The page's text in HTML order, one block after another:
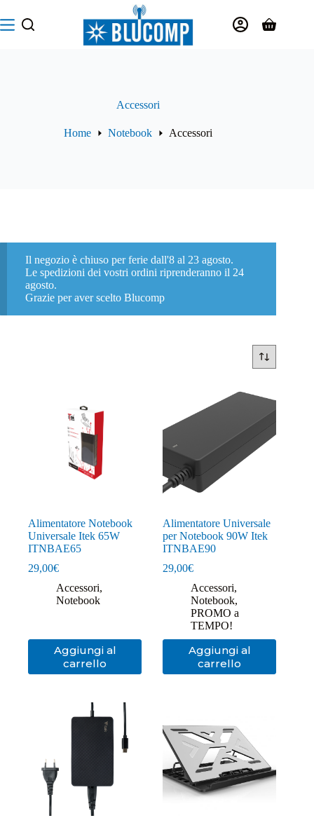
al
contenuto
Carrello
Accessori
Home Notebook Accessori
Il negozio è chiuso per ferie dall'8 al 23 agosto.
Le spedizioni dei vostri ordini riprenderanno il 24
agosto.
Grazie per aver scelto Blucomp
Alimentatore Notebook
Universale Itek 65W
ITNBAE65
29,00€
Accessori,
Notebook
Aggiungi al
carrello
Alimentatore Universale
per Notebook 90W Itek
ITNBAE90
29,00€
Accessori,
Notebook,
PROMO a
TEMPO!
Aggiungi al
carrello